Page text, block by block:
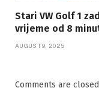
Stari VW Golf 1
vrijeme od 8
AUGUST 9, 2025
Comments are